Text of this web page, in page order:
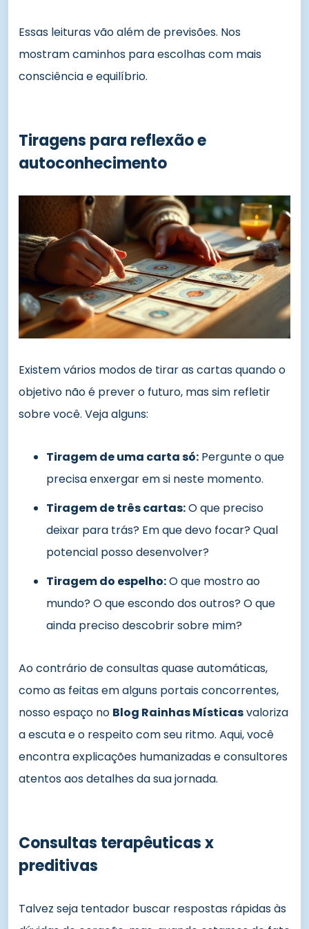
Essas leituras vão além de previsões. Nos
mostram caminhos para escolhas com mais
consciência e equilíbrio.
Tiragens para reflexão e
autoconhecimento
Existem vários modos de tirar as cartas quando o
objetivo não é prever o futuro, mas sim refletir
sobre você. Veja alguns:
Tiragem de uma carta só: Pergunte o que
precisa enxergar em si neste momento.
Tiragem de três cartas:O que preciso
deixar para trás? Em que devo focar? Qual
potencial posso desenvolver?
Tiragem do espelho:O que mostro ao
mundo? O que escondo dos outros? O que
ainda preciso descobrir sobre mim?
Ao contrário de consultas quase automáticas,
como as feitas em alguns portais concorrentes,
nosso espaço no Blog Rainhas Místicasvaloriza
a escuta e o respeito com seu ritmo. Aqui, você
encontra explicações humanizadas e consultores
atentos aos detalhes da sua jornada.
Consultas terapêuticas x
preditivas
Talvez seja tentador buscar respostas rápidas às